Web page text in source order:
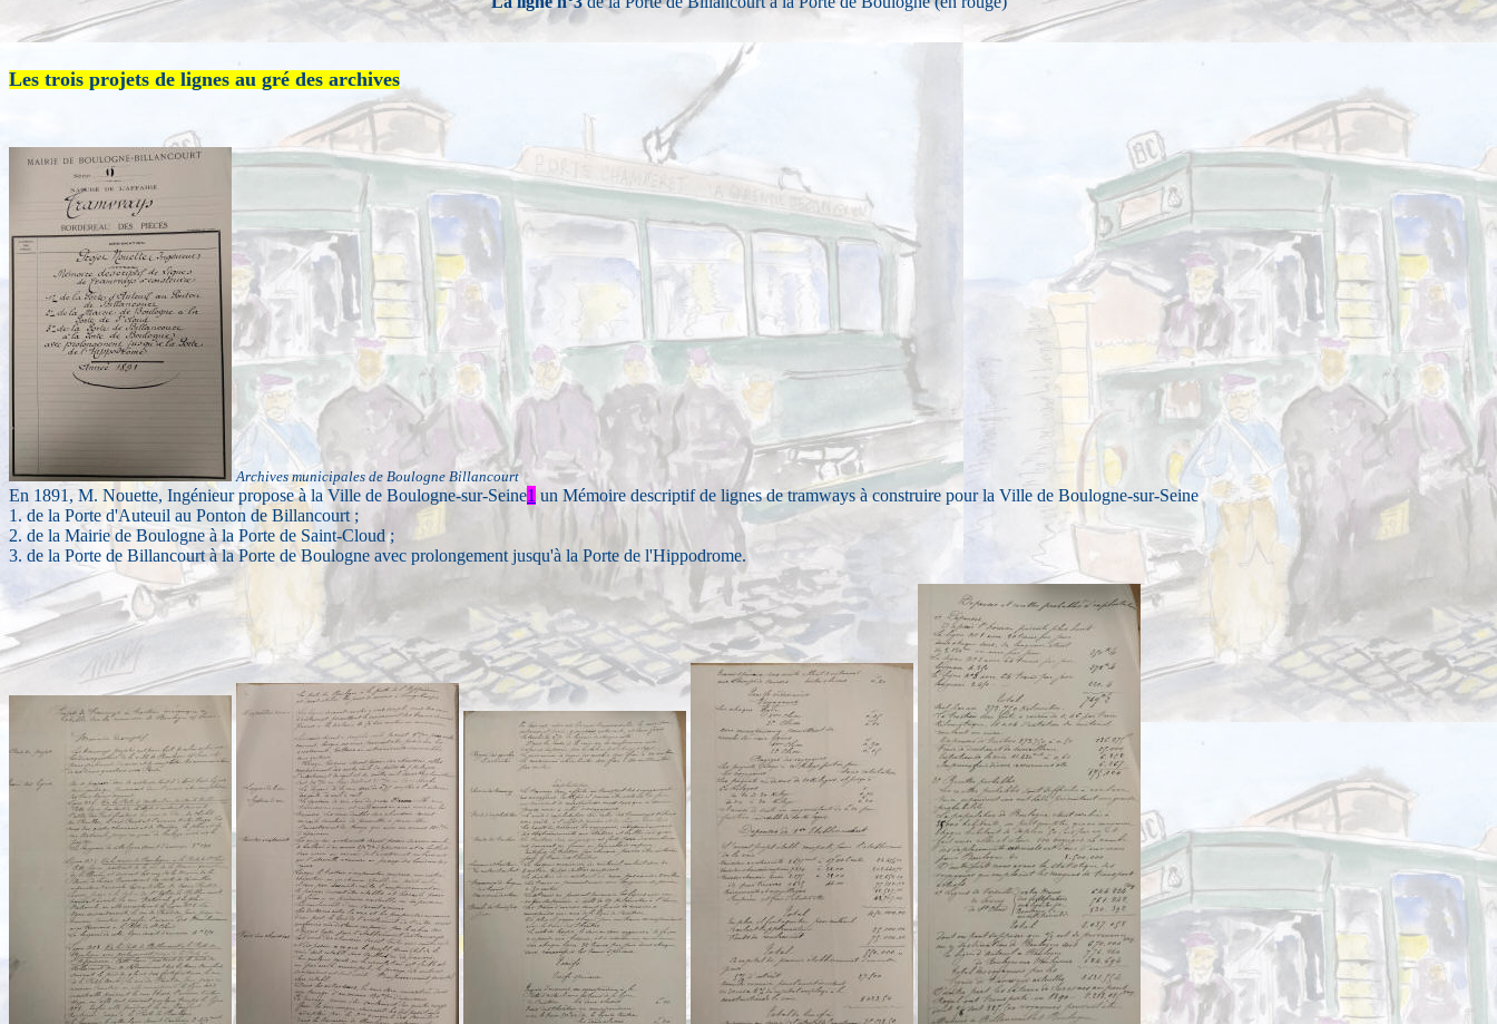
Les trois projets de lignes au gré des archives
Archives municipales de Boulogne Billancourt
En 1891, M. Nouette, Ingénieur propose à la Ville de Boulogne-sur-Seine1 un Mémoire descriptif de lignes de tramways à construire pour la Ville de Boulogne-sur-Seine
1. de la Porte d'Auteuil au Ponton de Billancourt ;
2. de la Mairie de Boulogne à la Porte de Saint-Cloud ;
3. de la Porte de Billancourt à la Porte de Boulogne avec prolongement jusqu'à la Porte de l'Hippodrome.